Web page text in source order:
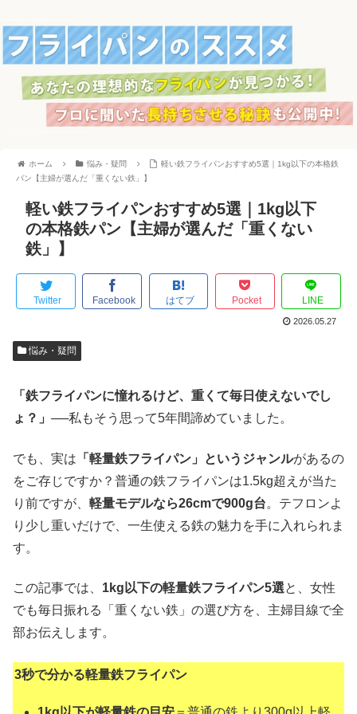
ホーム 悩み・疑問
軽い鉄フライパンおすすめ5選｜1kg以下の本格鉄
パン【主婦が選んだ「重くない鉄」】
軽い鉄フライパンおすすめ5選｜1kg以下
の本格鉄パン【主婦が選んだ「重くない
鉄」】
Twitter Facebook はてブ Pocket LINE
2026.05.27
悩み・疑問
「鉄フライパンに憧れるけど、重くて毎日使えないでし
ょ？」 ──私もそう思って5年間諦めていました。
でも、実は 「軽量鉄フライパン」というジャンルがあるの
をご存じですか？普通の鉄フライパンは1.5kg超えが当た
り前ですが、 軽量モデルなら26cmで900g台。テフロンよ
り少し重いだけで、一生使える鉄の魅力を手に入れられま
す。
この記事では、 1kg以下の軽量鉄フライパン5選と、女性
でも毎日振れる「重くない鉄」の選び方を、主婦目線で全
部お伝えします。
3秒で分かる軽量鉄フライパン